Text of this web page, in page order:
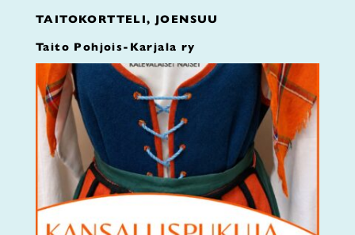
TAITOKORTTELI, JOENSUU
Taito Pohjois-Karjala ry